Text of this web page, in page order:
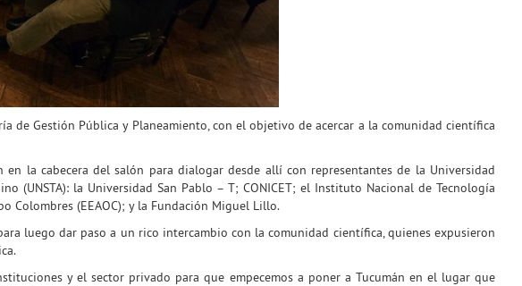
de Gestión Pública y Planeamiento, con el objetivo de acercar a la comunidad científica
en la cabecera del salón para dialogar desde allí con representantes de la Universidad
(UNSTA): la Universidad San Pablo – T; CONICET; el Instituto Nacional de Tecnología
Colombres (EEAOC); y la Fundación Miguel Lillo.
luego dar paso a un rico intercambio con la comunidad científica, quienes expusieron
y el sector privado para que empecemos a poner a Tucumán en el lugar que